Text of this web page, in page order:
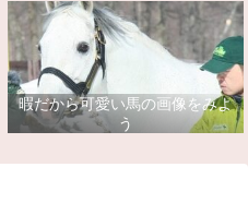
暇だから可愛い馬の画像をみよ
う